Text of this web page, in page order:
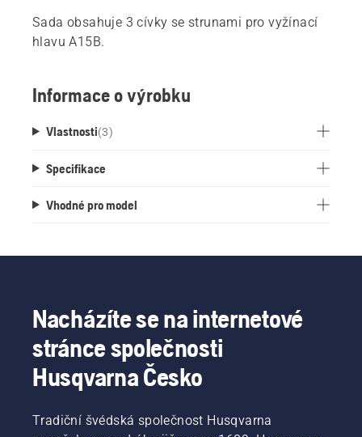
Sada obsahuje 3 cívky se strunami pro vyžínací
hlavu A15B.
Informace o výrobku
Vlastnosti(3)
Specifikace
Vhodné pro model
Nacházíte se na internetové
stránce společnosti
Husqvarna Česko
Tradiční švédská společnost Husqvarna